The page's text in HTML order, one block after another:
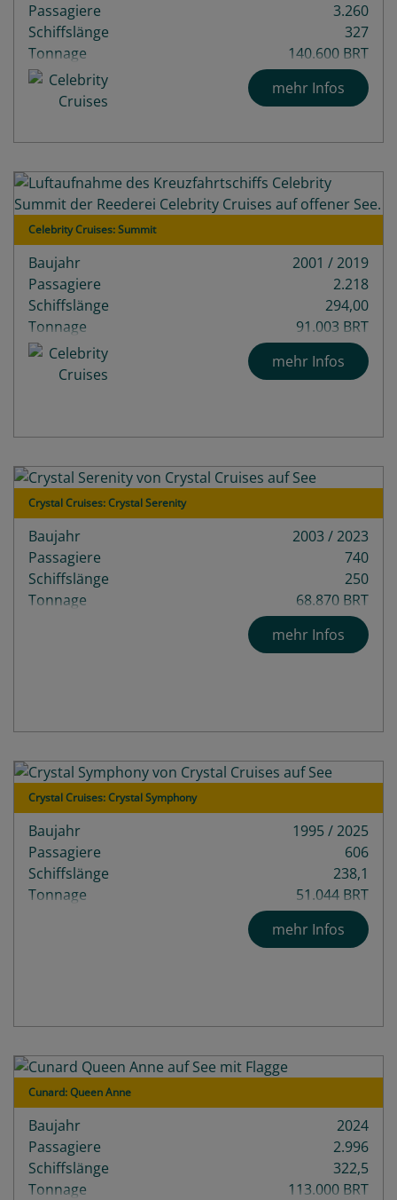
Passagiere
3.260
Schiffslänge
327
Tonnage
140.600 BRT
Decks
17
mehr Infos
Celebrity Cruises: Summit
Baujahr
2001 / 2019
Passagiere
2.218
Schiffslänge
294,00
Tonnage
91.003 BRT
mehr Infos
Crystal Cruises: Crystal Serenity
Baujahr
2003 / 2023
Passagiere
740
Schiffslänge
250
Tonnage
68.870 BRT
13
mehr Infos
Crystal Cruises: Crystal Symphony
Baujahr
1995 / 2025
Passagiere
606
Schiffslänge
238,1
Tonnage
51.044 BRT
12
mehr Infos
Cunard: Queen Anne
Baujahr
2024
Passagiere
2.996
Schiffslänge
322,5
Tonnage
113.000 BRT